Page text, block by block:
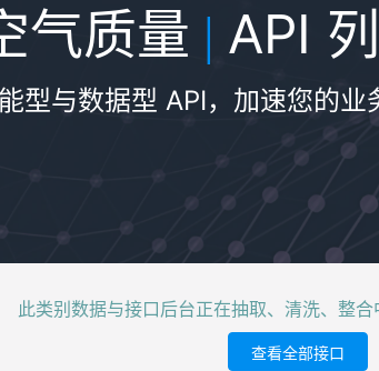
气质量 | API
型与数据型 API，加速您的业
此类别数据与接口后台正在抽取、清洗、整
查看全部接口